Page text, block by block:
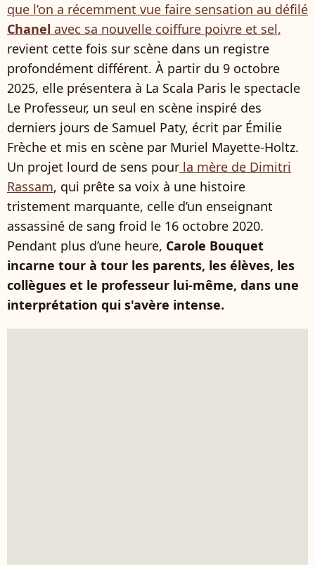
que l’on a récemment vue faire sensation au défilé
Chanel avec sa nouvelle coiffure poivre et sel,
revient cette fois sur scène dans un registre
profondément différent. À partir du 9 octobre
2025, elle présentera à La Scala Paris le spectacle
Le Professeur, un seul en scène inspiré des
derniers jours de Samuel Paty, écrit par Émilie
Frèche et mis en scène par Muriel Mayette-Holtz.
Un projet lourd de sens pour la mère de Dimitri
Rassam, qui prête sa voix à une histoire
tristement marquante, celle d’un enseignant
assassiné de sang froid le 16 octobre 2020.
Pendant plus d’une heure, Carole Bouquet
incarne tour à tour les parents, les élèves, les
collègues et le professeur lui-même, dans une
interprétation qui s'avère intense.